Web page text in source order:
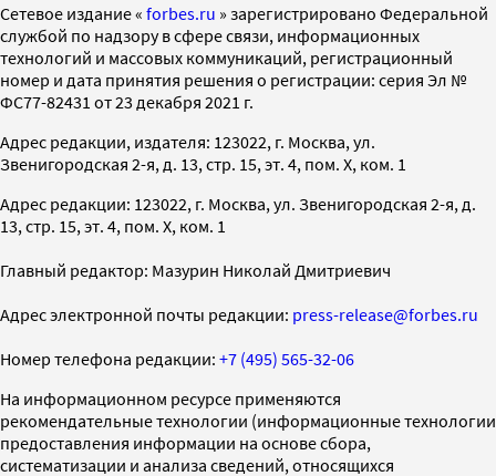
Cетевое издание « forbes.ru » зарегистрировано Федеральной
службой по надзору в сфере связи, информационных
технологий и массовых коммуникаций, регистрационный
номер и дата принятия решения о регистрации: серия Эл №
ФС77-82431 от 23 декабря 2021 г.
Адрес редакции, издателя: 123022, г. Москва, ул.
Звенигородская 2-я, д. 13, стр. 15, эт. 4, пом. X, ком. 1
Адрес редакции: 123022, г. Москва, ул. Звенигородская 2-я, д.
13, стр. 15, эт. 4, пом. X, ком. 1
Главный редактор: Мазурин Николай Дмитриевич
Адрес электронной почты редакции: press-release@forbes.ru
Номер телефона редакции: +7 (495) 565-32-06
На информационном ресурсе применяются
рекомендательные технологии (информационные технологии
предоставления информации на основе сбора,
систематизации и анализа сведений, относящихся